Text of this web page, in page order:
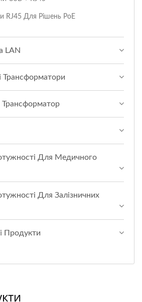
RJ45 Для Рішень PoE
LAN
Трансформатор
Для Медичного
Для Залізничних
Продукти